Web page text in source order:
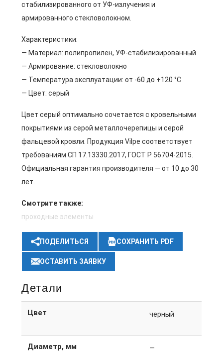
стабилизированного от УФ-излучения и
армированного стекловолокном.
Характеристики:
— Материал: полипропилен, УФ-стабилизированный
— Армирование: стекловолокно
— Температура эксплуатации: от -60 до +120 °C
— Цвет: серый
Цвет серый оптимально сочетается с кровельными
покрытиями из серой металлочерепицы и серой
фальцевой кровли. Продукция Vilpe соответствует
требованиям СП 17.13330.2017, ГОСТ Р 56704-2015.
Официальная гарантия производителя — от 10 до 30
лет.
Смотрите также:
проходные элементы
ПОДЕЛИТЬСЯ СОХРАНИТЬ PDF
ОСТАВИТЬ ЗАЯВКУ
Детали
Цвет черный
Диаметр, мм —